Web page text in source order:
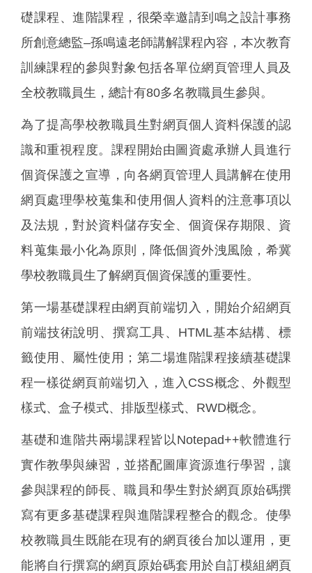
礎課程、進階課程，很榮幸邀請到鳴之設計事務
所創意總監–孫鳴遠老師講解課程內容，本次教育
訓練課程的參與對象包括各單位網頁管理人員及
全校教職員生，總計有80多名教職員生參與。
為了提高學校教職員生對網頁個人資料保護的認
識和重視程度。課程開始由圖資處承辦人員進行
個資保護之宣導，向各網頁管理人員講解在使用
網頁處理學校蒐集和使用個人資料的注意事項以
及法規，對於資料儲存安全、個資保存期限、資
料蒐集最小化為原則，降低個資外洩風險，希冀
學校教職員生了解網頁個資保護的重要性。
第一場基礎課程由網頁前端切入，開始介紹網頁
前端技術說明、撰寫工具、HTML基本結構、標
籤使用、屬性使用；第二場進階課程接續基礎課
程一樣從網頁前端切入，進入CSS概念、外觀型
樣式、盒子模式、排版型樣式、RWD概念。
基礎和進階共兩場課程皆以Notepad++軟體進行
實作教學與練習，並搭配圖庫資源進行學習，讓
參與課程的師長、職員和學生對於網頁原始碼撰
寫有更多基礎課程與進階課程整合的觀念。使學
校教職員生既能在現有的網頁後台加以運用，更
能將自行撰寫的網頁原始碼套用於自訂模組網頁